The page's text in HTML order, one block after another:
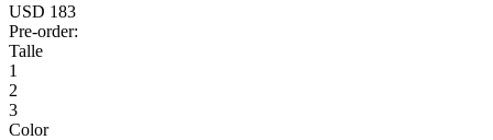
USD 183
Pre-order:
Talle
1
2
3
Color